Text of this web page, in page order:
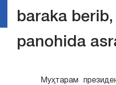
baraka
panohida
Муҳтарам